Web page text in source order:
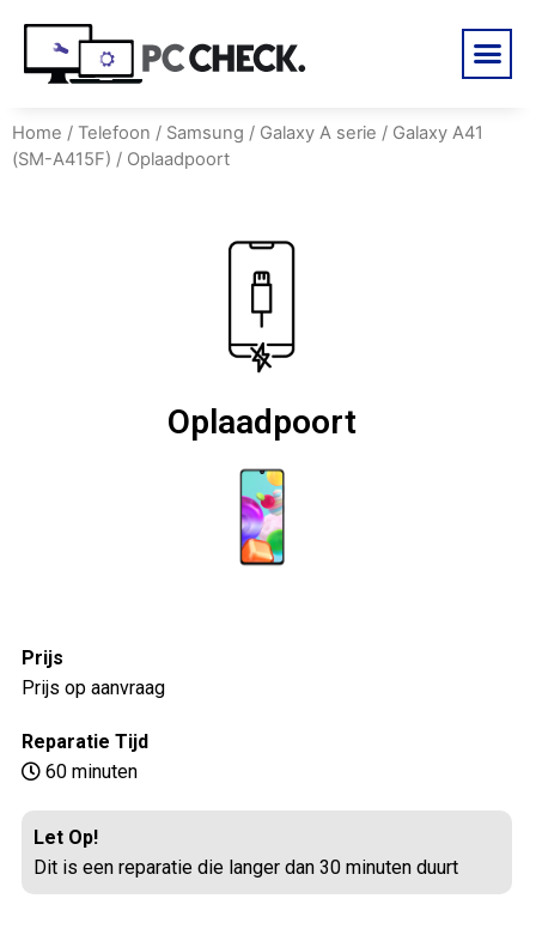
Home / Telefoon / Samsung / Galaxy A serie / Galaxy A41
(SM-A415F) / Oplaadpoort
Oplaadpoort
Prijs
Prijs op aanvraag
Reparatie Tijd
60 minuten
Let Op!
Dit is een reparatie die langer dan 30 minuten duurt